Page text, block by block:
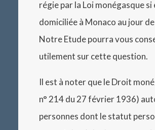
régie par la Loi monégasque si
domiciliée à Monaco au jour
Notre Etude pourra vous
utilement sur cette question.
Il est à noter que le Droit
n° 214 du 27 février 1936)
personnes dont le statut